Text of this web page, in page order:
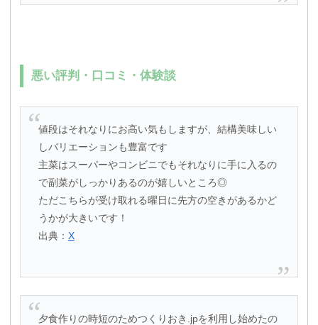
悪い評判・口コミ・体験談
値段はそれなりにお高い気もしますが、結構美味しい
しバリエーションも豊富です
主菜はスーパーやコンビニでもそれなりに手に入るの
で副菜がしっかりあるのが嬉しいところ◎
ただこちらが受け取れる曜日に先方の空きがあるかど
うかが大きいです！
出典： X
夕食作りの時短のためつくりおき.jpを利用し始めたの